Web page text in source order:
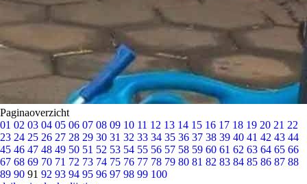
Paginaoverzicht
01 02 03 04 05 06 07 08 09 10 11 12 13 14 15 16 17 18 19 20 21 22
23 24 25 26 27 28 29 30 31 32 33 34 35 36 37 38 39 40 41 42 43 44
45 46 47 48 49 50 51 52 53 54 55 56 57 58 59 60 61 62 63 64 65 66
67 68 69 70 71 72 73 74 75 76 77 78 79 80 81 82 83 84 85 86 87 88
89 90 91 92 93 94 95 96 97 98 99 100